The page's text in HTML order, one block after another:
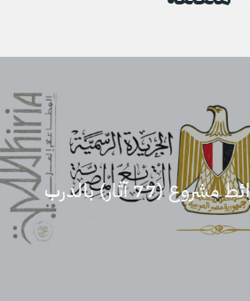
عرض كشوف وخرائط مشروع (77 آثار) بالدرب